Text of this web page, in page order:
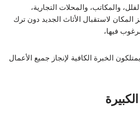
والمكاتب، والمحلات التجارية،
المكان لاستقبال الأثاث الجديد دون ترك
فيها،
يمتلكون الخبرة الكافية لإنجاز جميع الأعمال